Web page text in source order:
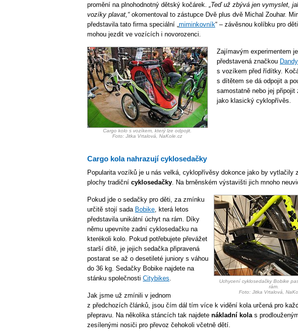
promění na plnohodnotný dětský kočárek. „Teď už zbývá jen vymyslet,
vozíky plavat,“okomentoval to zástupce Dvě plus dvě Michal Zouhar.
představila tato firma speciální „miminkovník“ – závěsnou kolíbku pro
mohou jezdit ve vozících i novorozenci.
Cargo kolo s vozíkem, který lze odpojit.
Foto: Jitka Vrtalová, NaKole.cz
Zajímavým experimentem
představená značkou Dandy
s vozíkem před řídítky.
s dítětem se dá odpojit a
samostatně nebo jej připojit
jako klasický cyklopřívěs.
Cargo kola nahrazují cyklosedačky
Popularita vozíků je u nás velká, cyklopřívěsy dokonce jako by vytlačily
plochy tradiční cyklosedačky. Na brněnském výstavišti jich mnoho
Uchycení cyklosedačky Bobike
rám.
Foto: Jitka Vrtalová,
Pokud jde o sedačky pro děti, za zmínku
určitě stojí sada Bobike, která letos
představila unikátní úchyt na rám. Díky
němu upevníte zadní cyklosedačku na
kterékoli kolo. Pokud potřebujete převážet
starší dítě, je jejich sedačka připravená
postarat se až o desetileté juniory s váhou
do 36 kg. Sedačky Bobike najdete na
stánku společnosti Citybikes.
Jak jsme už zmínili v jednom
z předchozích článků, jsou čím dál tím více k vidění kola určená pro
přepravu. Na několika stáncích tak najdete nákladní kolas
zesílenými nosiči pro převoz čehokoli včetně dětí.